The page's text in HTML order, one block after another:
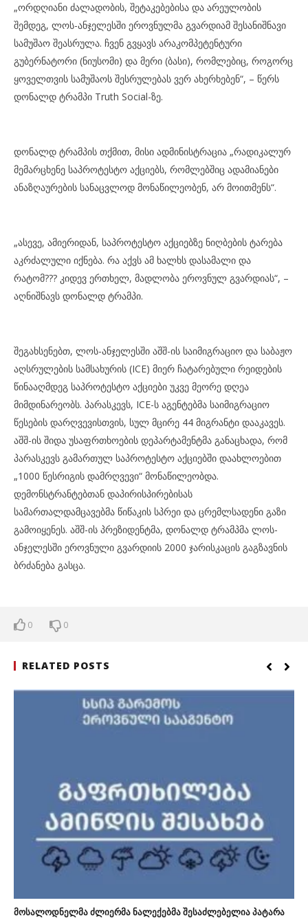
„ორდღიანი ძალადობის, შეტაკებებისა და არეულობის
შემდეგ, ლოს-ანჯელესში ეროვნულმა გვარდიამ შესანიშნავი
სამუშაო შეასრულა. ჩვენ გვყავს არაკომპეტენტური
გუბერნატორი (ნიუსომი) და მერი (ბასი), რომლებიც, როგორც
ყოველთვის სამუშაოს შესრულებას ვერ ახერხებენ“, – წერს
დონალდ ტრამპი Truth Social-ზე.
დონალდ ტრამპის თქმით, მისი ადმინისტრაცია „რადიკალურ
მემარცხენე საპროტესტო აქციებს, რომლებშიც ადამიანები
ანაზღაურების სანაცვლოდ მონაწილეობენ, არ მოითმენს“.
„ასევე, ამიერიდან, საპროტესტო აქციებზე ნიღბების ტარება
აკრძალული იქნება. რა აქვს ამ ხალხს დასამალი და
რატომ??? კიდევ ერთხელ, მადლობა ეროვნულ გვარდიას“, –
აღნიშნავს დონალდ ტრამპი.
შეგახსენებთ, ლოს-ანჯელესში აშშ-ის საიმიგრაციო და საბაჟო
აღსრულების სამსახურის (ICE) მიერ ჩატარებული რეიდების
წინააღმდეგ საპროტესტო აქციები უკვე მეორე დღეა
მიმდინარეობს. პარასკევს, ICE-ს აგენტებმა საიმიგრაციო
წესების დარღვევისთვის, სულ მცირე 44 მიგრანტი დააკავეს.
აშშ-ის შიდა უსაფრთხოების დეპარტამენტმა განაცხადა, რომ
პარასკევს გამართულ საპროტესტო აქციებში დაახლოებით
„1000 წესრიგის დამრღვევი“ მონაწილეობდა.
დემონსტრანტებთან დაპირისპირებისას
სამართალდამცავებმა წიწაკის სპრეი და ცრემლსადენი გაზი
გამოიყენეს. აშშ-ის პრეზიდენტმა, დონალდ ტრამპმა ლოს-
ანჯელესში ეროვნული გვარდიის 2000 ჯარისკაცის გაგზავნის
ბრძანება გასცა.
0 0
RELATED POSTS
მოსალოდნელმა ძლიერმა ნალექებმა შესაძლებელია პატარა